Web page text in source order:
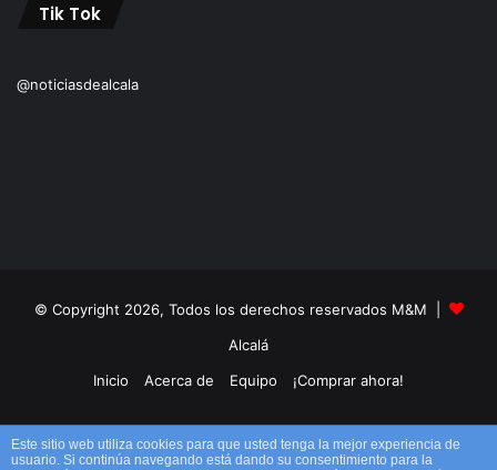
Tik Tok
@noticiasdealcala
© Copyright 2026, Todos los derechos reservados M&M |
Alcalá
Inicio
Acerca de Equipo ¡Comprar ahora!
Facebook YouTubeInstagramTikTok RSS
Este sitio web utiliza cookies para que usted tenga la mejor experiencia de
usuario. Si continúa navegando está dando su consentimiento para la